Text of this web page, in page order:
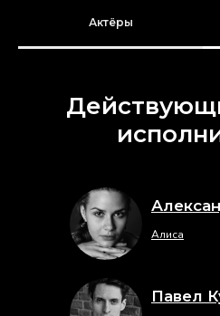
Актёры
Алиса
Павел